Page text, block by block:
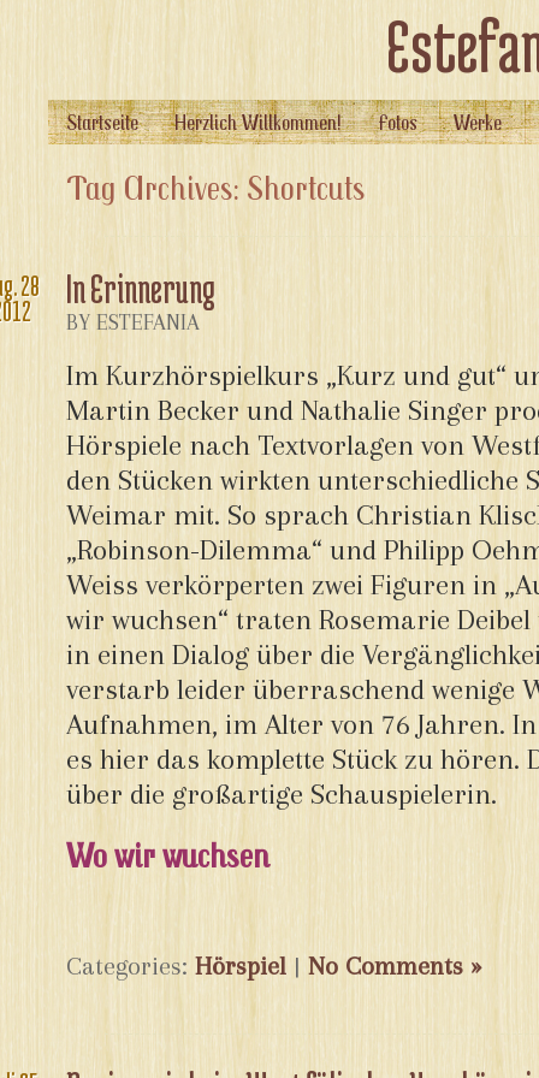
Startseite Herzlich Willkommen! Fotos Werke
Tag Archives: Shortcuts
28
In Erinnerung
BY ESTEFANIA
Im Kurzhörspielkurs „Kurz und gut“
Martin Becker und Nathalie Singer
Hörspiele nach Textvorlagen von
den Stücken wirkten unterschiedliche
Weimar mit. So sprach Christian
„Robinson-Dilemma“ und Philipp
Weiss verkörperten zwei Figuren in
wir wuchsen“ traten Rosemarie
in einen Dialog über die
verstarb leider überraschend wenige
Aufnahmen, im Alter von 76 Jahren.
es hier das komplette Stück zu hören.
über die großartige Schauspielerin.
Wo wir wuchsen
Categories: Hörspiel | No Comments »